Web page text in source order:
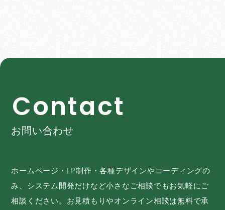
Contact
お問い合わせ
ホームページ・LP制作・各種デザインやコーディングの
み、システム開発だけなど小さなご相談でもお気軽にご
相談ください。お見積もりやオンライン相談は無料で承